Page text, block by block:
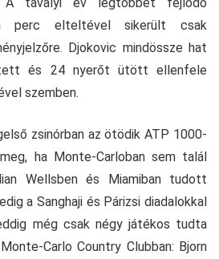
perc elteltével sikerült csak
Djokovic mindössze hat
és 24 nyerőt ütött ellenfele
szemben.
zsinórban az ötödik ATP 1000-
ha Monte-Carloban sem talál
Wellsben és Miamiban tudott
a Sanghaji és Párizsi diadalokkal
még csak négy játékos tudta
Carlo Country Clubban: Bjorn